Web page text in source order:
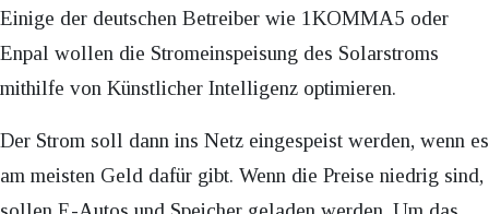
Einige der deutschen Betreiber wie 1KOMMA5 oder
Enpal wollen die Stromeinspeisung des Solarstroms
mithilfe von Künstlicher Intelligenz optimieren.
Der Strom soll dann ins Netz eingespeist werden, wenn es
am meisten Geld dafür gibt. Wenn die Preise niedrig sind,